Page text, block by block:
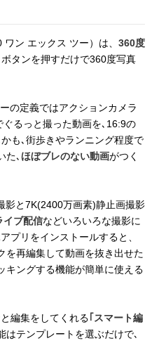
ン エックス ツー）は、 360度
ボタンを押すだけで360度写真
の定義ではアクションカメラ
るっと撮った動画を､16:9の
も､街歩きやランニング程度で
た､ ほぼブレのない動画がつく
影と7K(2400万画素)静止画撮影
イブ配信などいろいろな撮影に
プリをインストールすると、
を再編集して動画を抜き出せた
キングする機能が簡単に使える
編集をしてくれる ｢スマート編
はテンプレートを選ぶだけで､